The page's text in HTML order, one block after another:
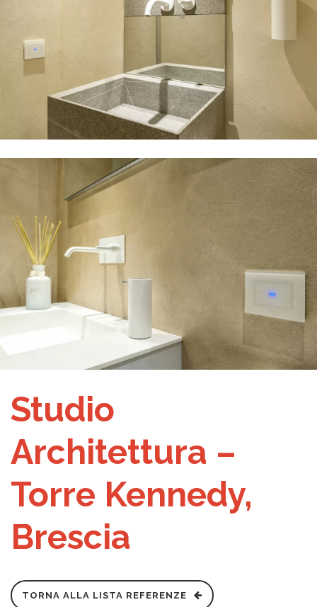
Studio
Architettura –
Torre Kennedy,
Brescia
TORNA ALLA LISTA REFERENZE